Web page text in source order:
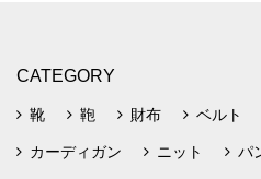
CATEGORY
靴 鞄 財布 ベルト
カーディガン ニット パ